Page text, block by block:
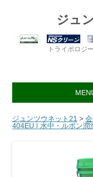
ジュ
トライボロジ
ジュンツウネット21 >
404EU | 水中・ルボン潤